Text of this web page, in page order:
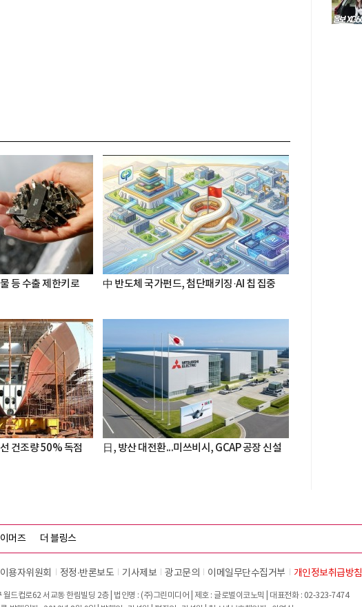
등 수출 제한키로 中 반도체 국가펀드, 첨단패키징·AI 칩 집중
건조량 50% 독점 日, 방산 대전환...미쓰비시, GCAP 공장 신설
머즈 더 블링스
이용자위원회 정정∙반론보도 기사제보 광고문의 이메일무단수집거부 개인정보취급방침
드컵로62 서교동 한림빌딩 2층 | 법인명 : (주)그린미디어 | 제호 : 글로벌이코노믹 | 대표전화 : 02-323-7474